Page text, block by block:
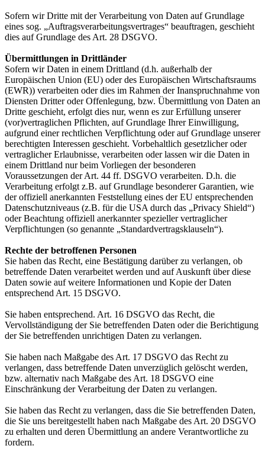
Sofern wir Dritte mit der Verarbeitung von Daten auf Grundlage
eines sog. „Auftragsverarbeitungsvertrages“ beauftragen, geschieht
dies auf Grundlage des Art. 28 DSGVO.
Übermittlungen in Drittländer
Sofern wir Daten in einem Drittland (d.h. außerhalb der
Europäischen Union (EU) oder des Europäischen Wirtschaftsraums
(EWR)) verarbeiten oder dies im Rahmen der Inanspruchnahme von
Diensten Dritter oder Offenlegung, bzw. Übermittlung von Daten an
Dritte geschieht, erfolgt dies nur, wenn es zur Erfüllung unserer
(vor)vertraglichen Pflichten, auf Grundlage Ihrer Einwilligung,
aufgrund einer rechtlichen Verpflichtung oder auf Grundlage unserer
berechtigten Interessen geschieht. Vorbehaltlich gesetzlicher oder
vertraglicher Erlaubnisse, verarbeiten oder lassen wir die Daten in
einem Drittland nur beim Vorliegen der besonderen
Voraussetzungen der Art. 44 ff. DSGVO verarbeiten. D.h. die
Verarbeitung erfolgt z.B. auf Grundlage besonderer Garantien, wie
der offiziell anerkannten Feststellung eines der EU entsprechenden
Datenschutzniveaus (z.B. für die USA durch das „Privacy Shield“)
oder Beachtung offiziell anerkannter spezieller vertraglicher
Verpflichtungen (so genannte „Standardvertragsklauseln“).
Rechte der betroffenen Personen
Sie haben das Recht, eine Bestätigung darüber zu verlangen, ob
betreffende Daten verarbeitet werden und auf Auskunft über diese
Daten sowie auf weitere Informationen und Kopie der Daten
entsprechend Art. 15 DSGVO.
Sie haben entsprechend. Art. 16 DSGVO das Recht, die
Vervollständigung der Sie betreffenden Daten oder die Berichtigung
der Sie betreffenden unrichtigen Daten zu verlangen.
Sie haben nach Maßgabe des Art. 17 DSGVO das Recht zu
verlangen, dass betreffende Daten unverzüglich gelöscht werden,
bzw. alternativ nach Maßgabe des Art. 18 DSGVO eine
Einschränkung der Verarbeitung der Daten zu verlangen.
Sie haben das Recht zu verlangen, dass die Sie betreffenden Daten,
die Sie uns bereitgestellt haben nach Maßgabe des Art. 20 DSGVO
zu erhalten und deren Übermittlung an andere Verantwortliche zu
fordern.